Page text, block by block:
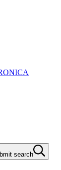
search